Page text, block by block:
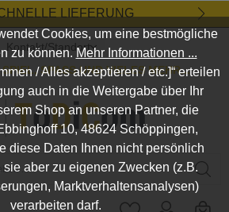
LIEFERUNG
Kontakt/Standort
SPASS UND VIELES MEHR...
...
Cookies, um eine bestmögliche
zu können.Mehr Informationen ...
/ Alles akzeptieren / etc.]“ erteilen
auch in die Weitergabe über Ihr
Shop an unseren Partner, die
10, 48624 Schöppingen,
diese Daten Ihnen nicht persönlich
sie aber zu eigenen Zwecken (z.B.
Marktverhaltensanalysen)
verarbeiten darf.